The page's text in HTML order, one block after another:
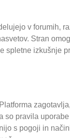
v forumih,
Stran
spletne izkušnje
so pravila
s pogoji in